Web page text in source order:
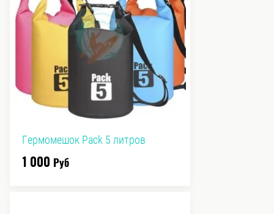
Гермомешок Pack 5 литров
1 000 Руб